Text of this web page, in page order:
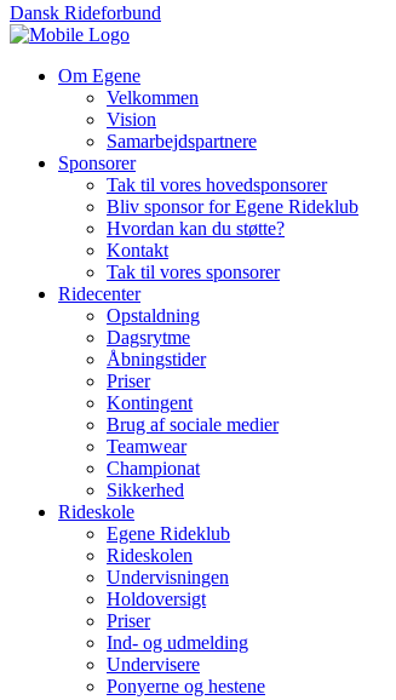
Dansk Rideforbund
Om Egene
Velkommen
Vision
Samarbejdspartnere
Sponsorer
Tak til vores hovedsponsorer
Bliv sponsor for Egene Rideklub
Hvordan kan du støtte?
Kontakt
Tak til vores sponsorer
Ridecenter
Opstaldning
Dagsrytme
Åbningstider
Priser
Kontingent
Brug af sociale medier
Teamwear
Championat
Sikkerhed
Rideskole
Egene Rideklub
Rideskolen
Undervisningen
Holdoversigt
Priser
Ind- og udmelding
Undervisere
Ponyerne og hestene